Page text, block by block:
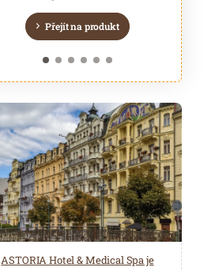
Přejít na produkt
Přejít na produkt
čepice
Přejít na produkt
Zeleno žlutá
Přejít na produkt
Šedožlutohnědá
Přejít na produkt
zelená
Přejít na produkt
ASTORIA Hotel & Medical Spa je
Belgická značka Aromen nabízí